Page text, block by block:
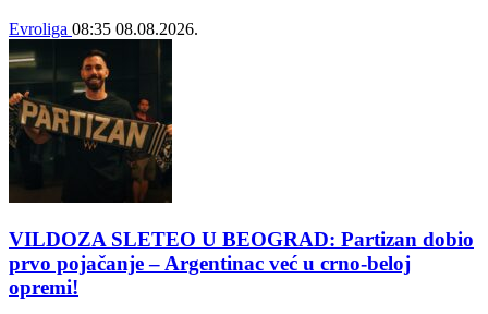
Evroliga 08:35 08.08.2026.
VILDOZA SLETEO U BEOGRAD: Partizan dobio
prvo pojačanje – Argentinac već u crno-beloj
opremi!